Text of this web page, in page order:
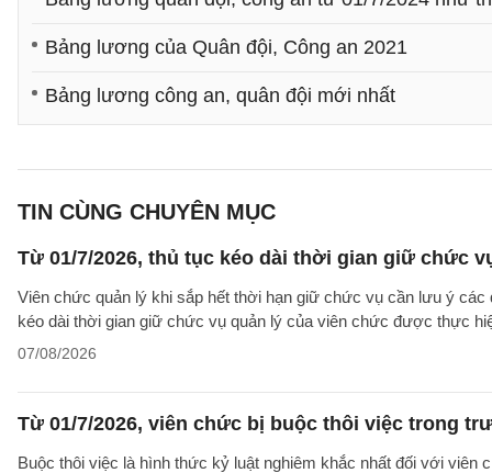
Bảng lương của Quân đội, Công an 2021
Bảng lương công an, quân đội mới nhất
TIN CÙNG CHUYÊN MỤC
Từ 01/7/2026, thủ tục kéo dài thời gian giữ chức
Viên chức quản lý khi sắp hết thời hạn giữ chức vụ cần lưu ý
kéo dài thời gian giữ chức vụ quản lý của viên chức được thực
07/08/2026
Từ 01/7/2026, viên chức bị buộc thôi việc trong
Buộc thôi việc là hình thức kỷ luật nghiêm khắc nhất đối với